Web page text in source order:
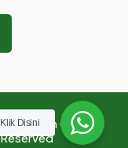
Klaten ©
Disini